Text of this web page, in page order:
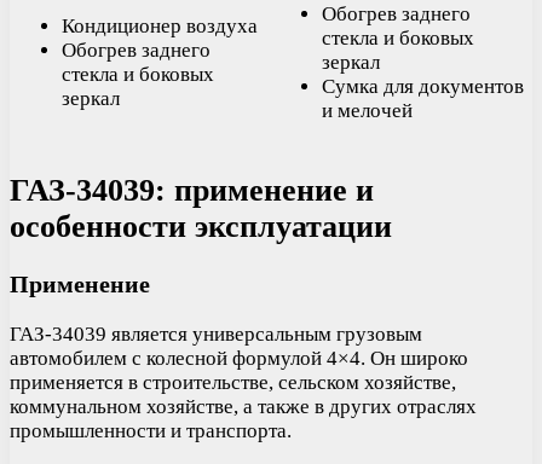
Кондиционер воздуха
Обогрев заднего
стекла и боковых
зеркал
Обогрев заднего
стекла и боковых
зеркал
Сумка для документов
и мелочей
ГАЗ-34039: применение и
особенности эксплуатации
Применение
ГАЗ-34039 является универсальным грузовым
автомобилем с колесной формулой 4×4. Он широко
применяется в строительстве, сельском хозяйстве,
коммунальном хозяйстве, а также в других отраслях
промышленности и транспорта.